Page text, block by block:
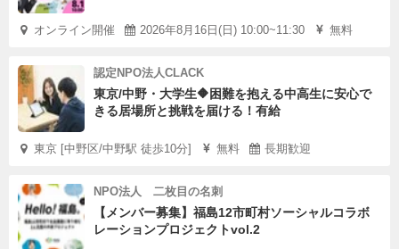
オンライン開催 2026年8月16日(日) 10:00~11:30 無料
認定NPO法人CLACK
東京/中野・大学生🔶困難を抱える中高生に安心で
きる居場所と挑戦を届ける！有給
東京 [中野区/中野駅 徒歩10分] 無料 長期歓迎
NPO法人 二枚目の名刺
【メンバー募集】福島12市町村ソーシャルコラボ
レーションプロジェクトvol.2